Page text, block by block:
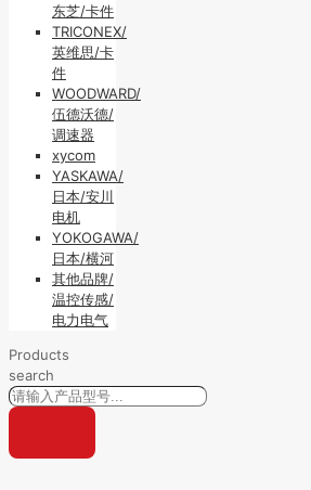
东芝/卡件
TRICONEX/
英维思/卡
件
WOODWARD/
伍德沃德/
调速器
xycom
YASKAWA/
日本/安川
电机
YOKOGAWA/
日本/横河
其他品牌/
温控传感/
电力电气
Products
search